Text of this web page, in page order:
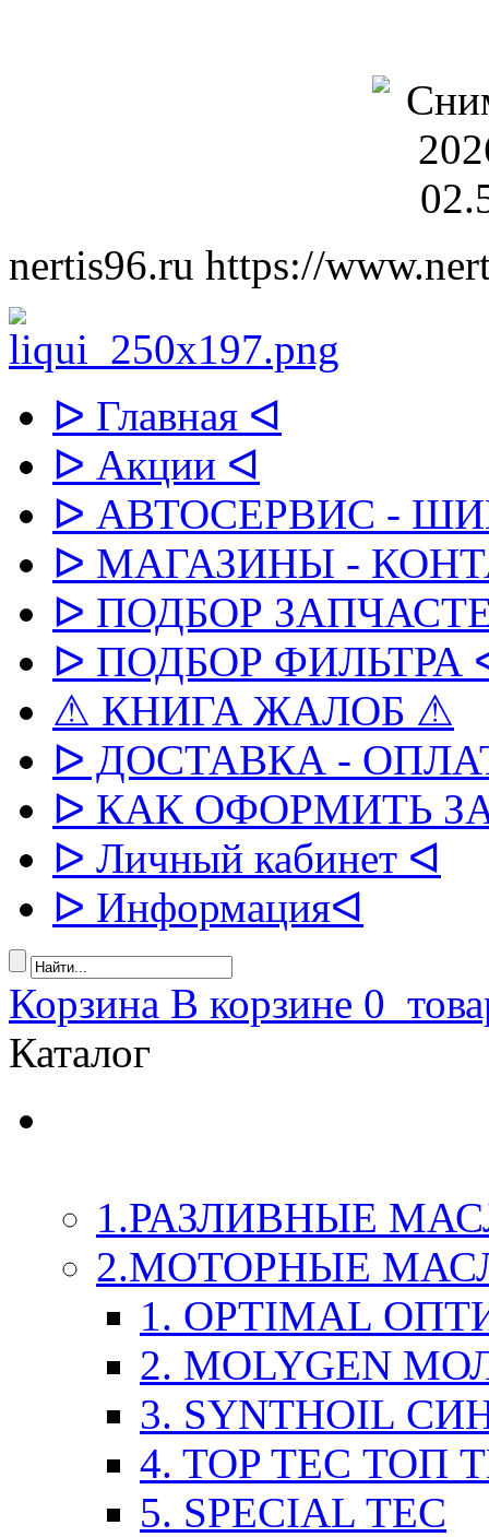
nertis96.ru https://
ᐅ Главная ᐊ
ᐅ Акции ᐊ
ᐅ АВТОСЕРВИС -
ᐅ МАГАЗИНЫ -
ᐅ ПОДБОР
ᐅ ПОДБОР ФИЛЬТРА
⚠ КНИГА ЖАЛОБ ⚠
ᐅ ДОСТАВКА -
ᐅ КАК ОФОРМИТЬ
ᐅ Личный кабинет ᐊ
ᐅ Информацияᐊ
Корзина В корзине 0
Каталог
1.РАЗЛИВНЫЕ
2.МОТОРНЫЕ
1. OPTIMAL
2. MOLYGEN
3. SYNTHOIL
4. TOP TEC ТОП
5. SPECIAL TEC